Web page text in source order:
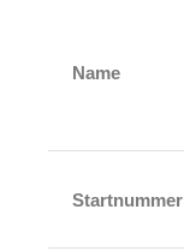
Name
Startnummer